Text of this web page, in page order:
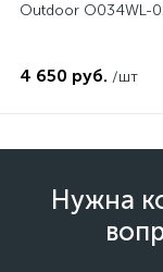
Outdoor O034WL-
4 650 руб. /шт
Нужна